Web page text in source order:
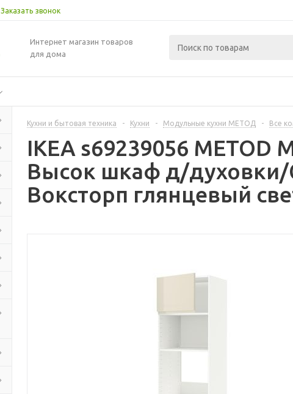
Заказать звонок
Интернет магазин товаров
для дома
Кухни и бытовая техника - Кухни - Модульные кухни МЕТОД - Все
IKEA s69239056
Высок шкаф д/
Воксторп глянцевый